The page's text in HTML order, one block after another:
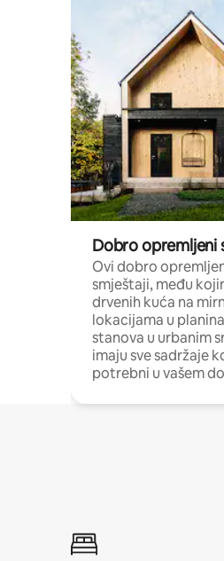
Dobro opremljeni
Ovi dobro
smještaji, među
drvenih kuća na
lokacijama u
stanova u urbanim
imaju sve sadržaje
potrebni u vašem